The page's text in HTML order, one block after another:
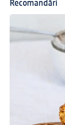
Recomandări